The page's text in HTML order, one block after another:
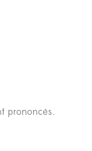
prononcés.